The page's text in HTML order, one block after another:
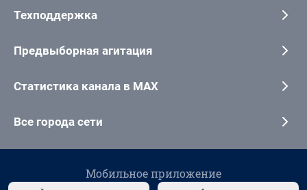
Техподдержка
Предвыборная агитация
Статистика канала в MAX
Все города сети
Мобильное приложение